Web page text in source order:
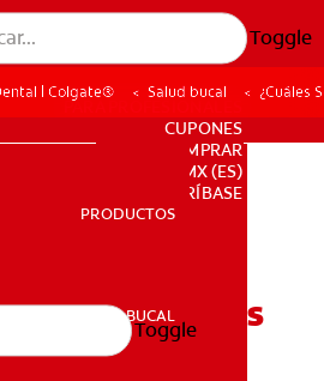
Toggle
PRODUCTOS
SALUD BUCAL
PARA PROFESIONALES
CUPONES
DONDE COMPRAR
MX (ES)
SUSCRÍBASE
PRODUCTOS
SALUD BUCAL
Toggle
| Colgate® Salud bucal ¿Cuáles
Los Efectos
Más Comunes